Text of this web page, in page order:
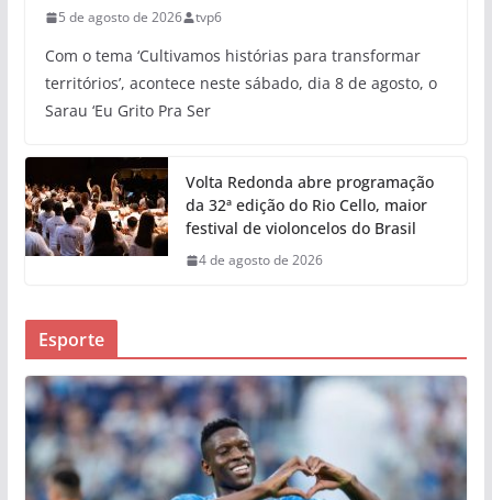
5 de agosto de 2026 tvp6
Com o tema ‘Cultivamos histórias para transformar
territórios’, acontece neste sábado, dia 8 de agosto, o
Sarau ‘Eu Grito Pra Ser
Volta Redonda abre programação
da 32ª edição do Rio Cello, maior
festival de violoncelos do Brasil
4 de agosto de 2026
Esporte